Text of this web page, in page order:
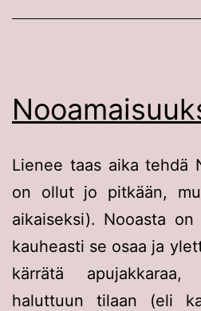
Lienee taas aika tehdä
on ollut jo pitkään,
aikaiseksi). Nooasta
kauheasti se osaa ja
kärrätä
haluttuun tilaan (eli